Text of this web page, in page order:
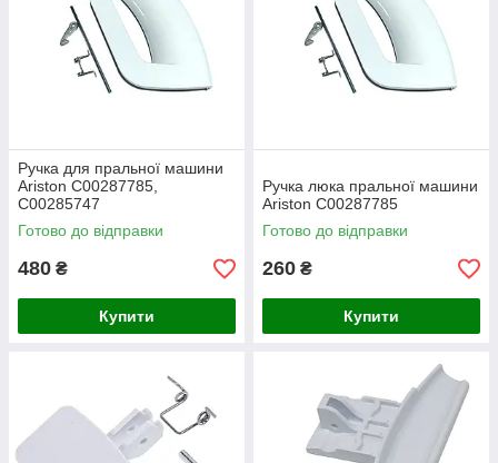
Ручка для пральної машини
Ariston C00287785,
C00285747
Готово до відправки
480 ₴
Купити
Ручка люка пральної машини
Ariston C00287785
Готово до відправки
260 ₴
Купити